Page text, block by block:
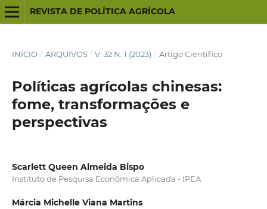
REVISTA DE POLÍTICA AGRÍCOLA
INÍCIO / ARQUIVOS / V. 32 N. 1 (2023) / Artigo Científico
Políticas agrícolas chinesas:
fome, transformações e
perspectivas
Scarlett Queen Almeida Bispo
Instituto de Pesquisa Econômica Aplicada - IPEA
Márcia Michelle Viana Martins